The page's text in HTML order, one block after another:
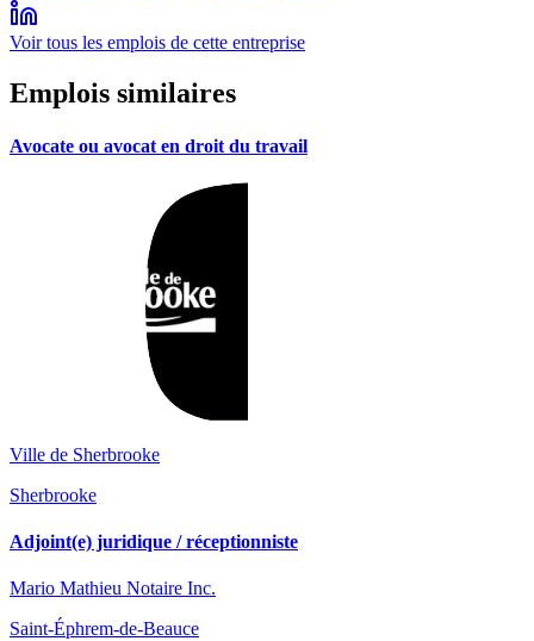
Voir tous les emplois de cette entreprise
Emplois similaires
Avocate ou avocat en droit du travail
Ville de Sherbrooke
Sherbrooke
Adjoint(e) juridique / réceptionniste
Mario Mathieu Notaire Inc.
Saint-Éphrem-de-Beauce